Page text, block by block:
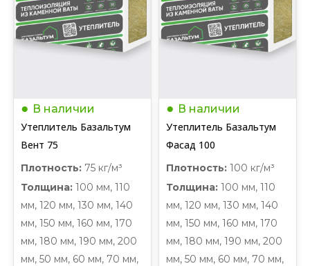
В наличии
Утеплитель Базальтум
Вент 75
Плотность: 75 кг/м³
Толщина: 100 мм, 110
мм, 120 мм, 130 мм, 140
мм, 150 мм, 160 мм, 170
мм, 180 мм, 190 мм, 200
мм, 50 мм, 60 мм, 70 мм,
В наличии
Утеплитель Базальтум
Фасад 100
Плотность: 100 кг/м³
Толщина: 100 мм, 110
мм, 120 мм, 130 мм, 140
мм, 150 мм, 160 мм, 170
мм, 180 мм, 190 мм, 200
мм, 50 мм, 60 мм, 70 мм,